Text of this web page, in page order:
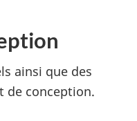
ainsi que des
de conception.